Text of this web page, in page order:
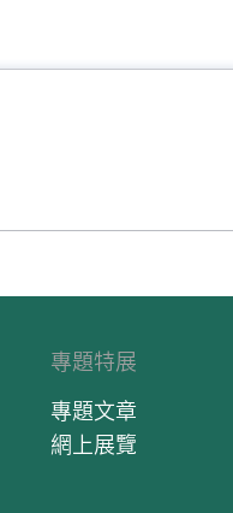
專題特展
專題文章
網上展覽